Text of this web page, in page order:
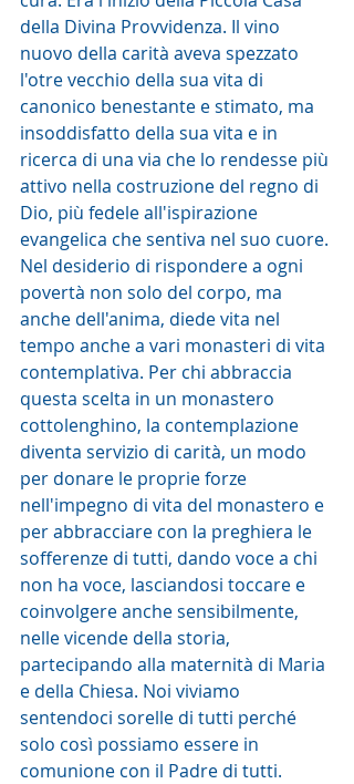
della Divina Provvidenza. Il vino
nuovo della carità aveva spezzato
l'otre vecchio della sua vita di
canonico benestante e stimato, ma
insoddisfatto della sua vita e in
ricerca di una via che lo rendesse più
attivo nella costruzione del regno di
Dio, più fedele all'ispirazione
evangelica che sentiva nel suo cuore.
Nel desiderio di rispondere a ogni
povertà non solo del corpo, ma
anche dell'anima, diede vita nel
tempo anche a vari monasteri di vita
contemplativa. Per chi abbraccia
questa scelta in un monastero
cottolenghino, la contemplazione
diventa servizio di carità, un modo
per donare le proprie forze
nell'impegno di vita del monastero e
per abbracciare con la preghiera le
sofferenze di tutti, dando voce a chi
non ha voce, lasciandosi toccare e
coinvolgere anche sensibilmente,
nelle vicende della storia,
partecipando alla maternità di Maria
e della Chiesa. Noi viviamo
sentendoci sorelle di tutti perché
solo così possiamo essere in
comunione con il Padre di tutti.